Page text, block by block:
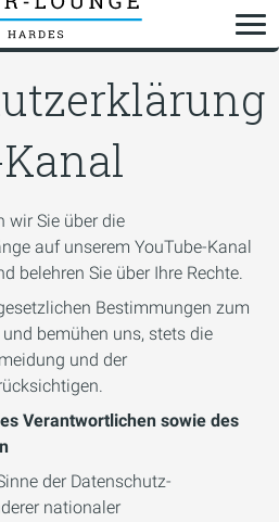
wir Sie über die
auf unserem YouTube-Kanal
belehren Sie über Ihre Rechte.
Bestimmungen zum
bemühen uns, stets die
und der
Verantwortlichen sowie des
der Datenschutz-
nationaler